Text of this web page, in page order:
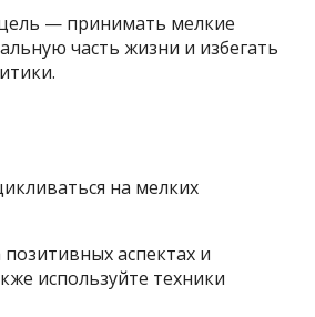
— принимать мелкие
часть жизни и избегать
на мелких
аспектах и
используйте техники